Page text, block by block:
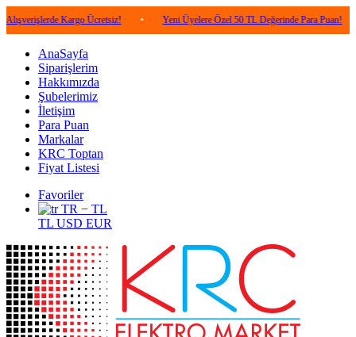
Kargo Ücretsiz! • Yeni Üyelere Özel 50 TL Değerinde Para Puan! •
AnaSayfa
Siparişlerim
Hakkımızda
Şubelerimiz
İletişim
Para Puan
Markalar
KRC Toptan
Fiyat Listesi
Favoriler
TR − TL
TL USD EUR